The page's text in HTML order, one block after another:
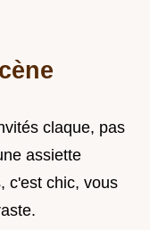
claque, pas
assiette
c'est chic, vous